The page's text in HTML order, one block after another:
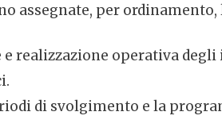
assegnate, per
e realizzazione operativa
di svolgimento e la